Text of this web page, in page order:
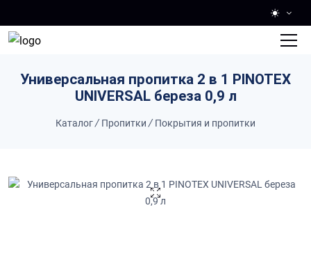
Универсальная пропитка 2 в 1 PINOTEX
UNIVERSAL береза 0,9 л
Каталог/ Пропитки / Покрытия и пропитки